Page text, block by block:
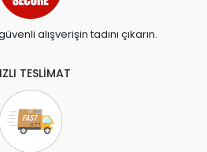
alışverişin tadını çıkarın.
TESLİMAT